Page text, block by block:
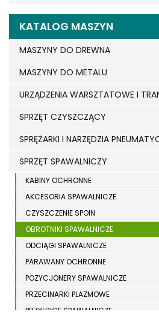
KATALOG MASZYN
MASZYNY DO DREWNA
MASZYNY DO METALU
URZĄDZENIA WARSZTATOWE I
SPRZĘT CZYSZCZĄCY
SPRĘŻARKI I NARZĘDZIA
SPRZĘT SPAWALNICZY
KABINY OCHRONNE
AKCESORIA SPAWALNICZE
CZYSZCZENIE SPOIN
OBROTNIKI SPAWALNICZE
ODCIĄGI SPAWALNICZE
PARAWANY OCHRONNE
POZYCJONERY SPAWALNICZE
PRZECINARKI PLAZMOWE
PRZYŁBICE SPAWALNICZE